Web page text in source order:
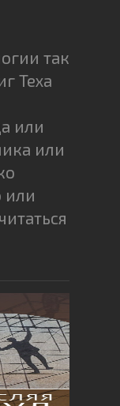
так
Теха
или
или
или